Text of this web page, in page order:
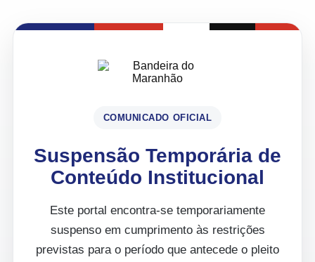
COMUNICADO OFICIAL
Suspensão Temporária de
Conteúdo Institucional
Este portal encontra-se temporariamente
suspenso em cumprimento às restrições
previstas para o período que antecede o pleito